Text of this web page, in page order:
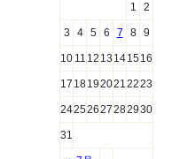
1 2
3 4 5 6 7 8 9
10 11 12 13 141516
17 181920212223
24252627282930
31